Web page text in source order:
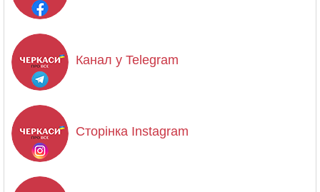
Канал у Telegram
Сторінка Instagram